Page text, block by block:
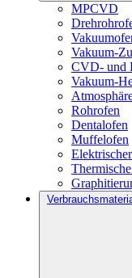
MPCVD
Vakuum-
CVD- und
Vakuum-
Rohrofen
Dentalofen
Muffelofen